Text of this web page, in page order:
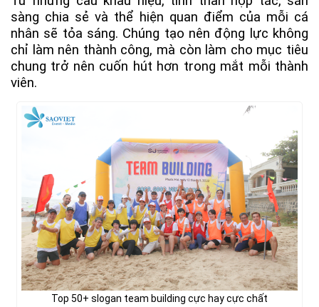
sàng chia sẻ và thể hiện quan điểm của mỗi cá
nhân sẽ tỏa sáng. Chúng tạo nên động lực không
chỉ làm nên thành công, mà còn làm cho mục tiêu
chung trở nên cuốn hút hơn trong mắt mỗi thành
viên.
Top 50+ slogan team building cực hay cực chất